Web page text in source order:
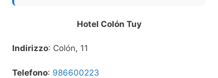
Hotel Colón Tuy
Indirizzo: Colón, 11
Telefono: 986600223